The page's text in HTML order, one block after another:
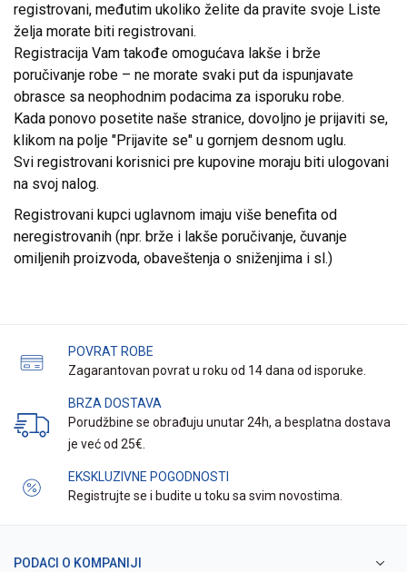
registrovani, međutim ukoliko želite da pravite svoje Liste
želja morate biti registrovani.
Registracija Vam takođe omogućava lakše i brže
poručivanje robe – ne morate svaki put da ispunjavate
obrasce sa neophodnim podacima za isporuku robe.
Kada ponovo posetite naše stranice, dovoljno je prijaviti se,
klikom na polje "Prijavite se" u gornjem desnom uglu.
Svi registrovani korisnici pre kupovine moraju biti ulogovani
na svoj nalog.
Registrovani kupci uglavnom imaju više benefita od
neregistrovanih (npr. brže i lakše poručivanje, čuvanje
omiljenih proizvoda, obaveštenja o sniženjima i sl.)
POVRAT ROBE
Zagarantovan povrat u roku od 14 dana od isporuke.
BRZA DOSTAVA
Porudžbine se obrađuju unutar 24h, a besplatna dostava
je već od 25€.
EKSKLUZIVNE POGODNOSTI
Registrujte se i budite u toku sa svim novostima.
PODACI O KOMPANIJI